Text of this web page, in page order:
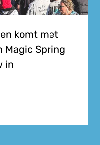
komt met
Magic Spring
in